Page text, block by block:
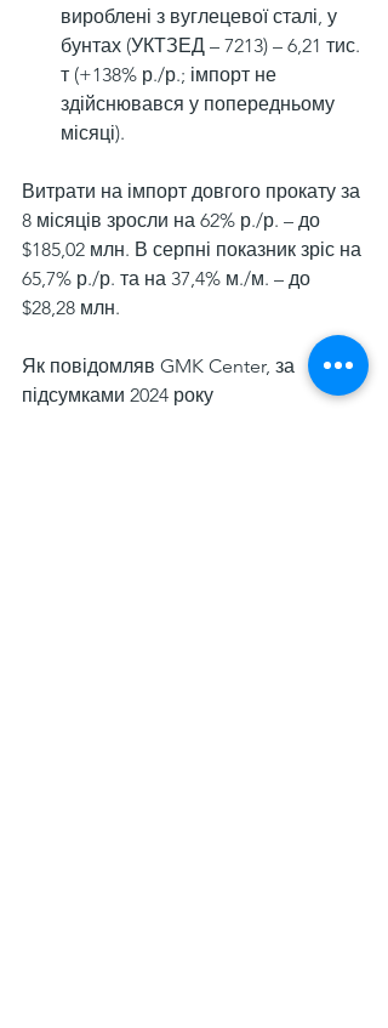
вироблені з вуглецевої сталі, у
бунтах (УКТЗЕД – 7213) – 6,21 тис.
т (+138% р./р.; імпорт не
здійснювався у попередньому
місяці).
Витрати на імпорт довгого прокату за
8 місяців зросли на 62% р./р. – до
$185,02 млн. В серпні показник зріс на
65,7% р./р. та на 37,4% м./м. – до
$28,28 млн.
Як повідомляв GMK Center, за
підсумками 2024 року